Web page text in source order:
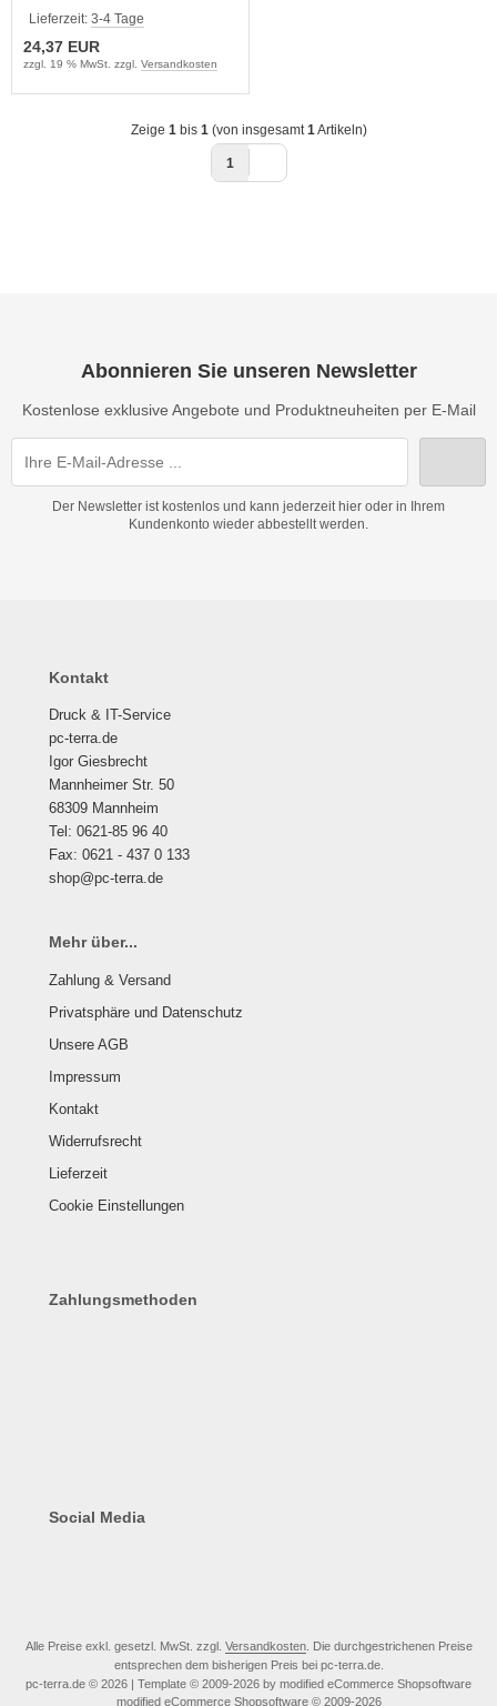
Lieferzeit: 3-4 Tage
24,37 EUR
zzgl. 19 % MwSt. zzgl. Versandkosten
Zeige 1 bis 1 (von insgesamt 1 Artikeln)
1
Abonnieren Sie unseren Newsletter
Kostenlose exklusive Angebote und Produktneuheiten per E-Mail
Der Newsletter ist kostenlos und kann jederzeit hier oder in Ihrem
Kundenkonto wieder abbestellt werden.
Kontakt
Druck & IT-Service
pc-terra.de
Igor Giesbrecht
Mannheimer Str. 50
68309 Mannheim
Tel: 0621-85 96 40
Fax: 0621 - 437 0 133
shop@pc-terra.de
Mehr über...
Zahlung & Versand
Privatsphäre und Datenschutz
Unsere AGB
Impressum
Kontakt
Widerrufsrecht
Lieferzeit
Cookie Einstellungen
Zahlungsmethoden
Social Media
Alle Preise exkl. gesetzl. MwSt. zzgl. Versandkosten. Die durchgestrichenen Preise
entsprechen dem bisherigen Preis bei pc-terra.de.
pc-terra.de © 2026 | Template © 2009-2026 by modified eCommerce Shopsoftware
modified eCommerce Shopsoftware © 2009-2026